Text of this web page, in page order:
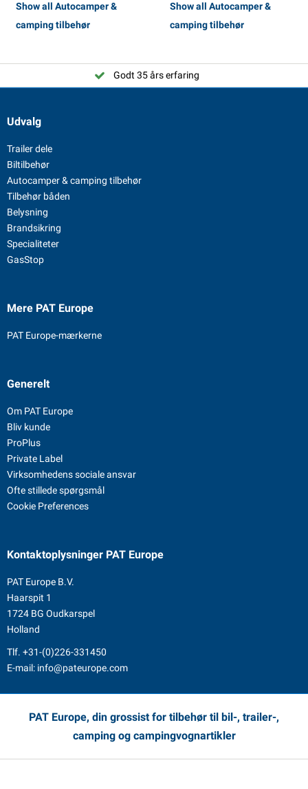
Show all Autocamper &
camping tilbehør
Show all Autocamper &
camping tilbehør
Godt 35 års erfaring
Udvalg
Trailer dele
Biltilbehør
Autocamper & camping tilbehør
Tilbehør båden
Belysning
Brandsikring
Specialiteter
GasStop
Mere PAT Europe
PAT Europe-mærkerne
Generelt
Om PAT Europe
Bliv kunde
ProPlus
Private Label
Virksomhedens sociale ansvar
Ofte stillede spørgsmål
Cookie Preferences
Kontaktoplysninger PAT Europe
PAT Europe B.V.
Haarspit 1
1724 BG Oudkarspel
Holland
Tlf. +31-(0)226-331450
E-mail: info@pateurope.com
PAT Europe, din grossist for tilbehør til bil-, trailer-,
camping og campingvognartikler